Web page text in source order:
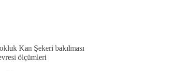
Kan Şekeri bakılması
ölçümleri